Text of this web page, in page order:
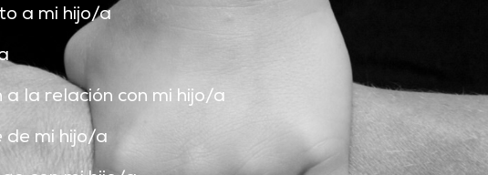
a mi hijo/a
la relación con mi hijo/a
de mi hijo/a